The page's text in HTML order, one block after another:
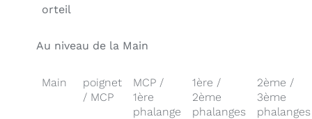
orteil
Au niveau de la Main
Main
poignet
/ MCP
MCP /
1ère
phalange
1ère /
2ème
phalanges
2ème /
3ème
phalanges